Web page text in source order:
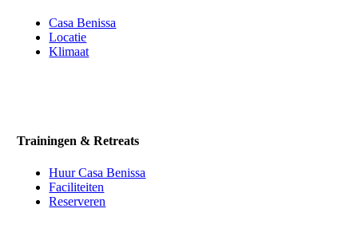
Casa Benissa
Locatie
Klimaat
Trainingen & Retreats
Huur Casa Benissa
Faciliteiten
Reserveren